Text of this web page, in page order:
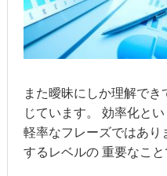
また曖昧にしか理解で
じています。 効率化と
軽率なフレーズではあり
するレベルの 重要なこ